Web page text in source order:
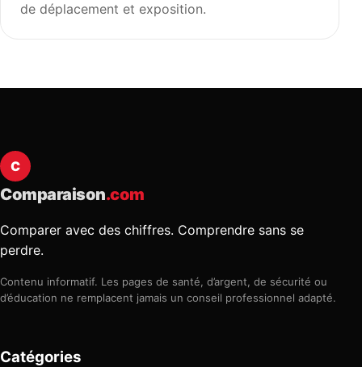
de déplacement et exposition.
C
Comparaison.com
Comparer avec des chiffres. Comprendre sans se
perdre.
Contenu informatif. Les pages de santé, d’argent, de sécurité ou
d’éducation ne remplacent jamais un conseil professionnel adapté.
Catégories